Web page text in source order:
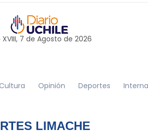
7 de Agosto de 2026
Opinión Deportes
LIMACHE